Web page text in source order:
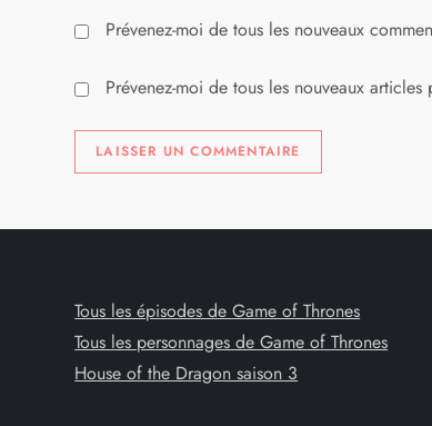
l
e
Prévenez-moi de tous les nouveaux
Prévenez-moi de tous les nouveaux articles
Tous les épisodes de Game of Thrones
Tous les personnages de Game of Thrones
House of the Dragon saison 3